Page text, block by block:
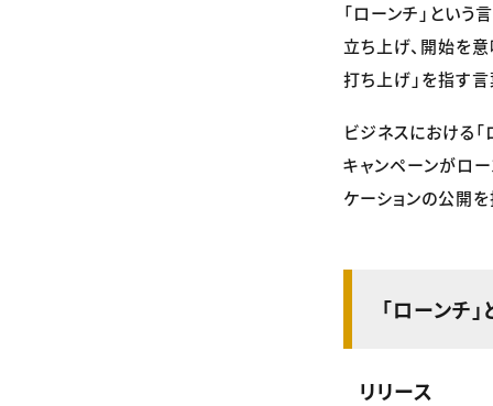
「ローンチ」とい
立ち上げ、開始を
打ち上げ」を指す
ビジネスにおける「
キャンペーンがロ
ケーションの公開
「ローンチ
リリース